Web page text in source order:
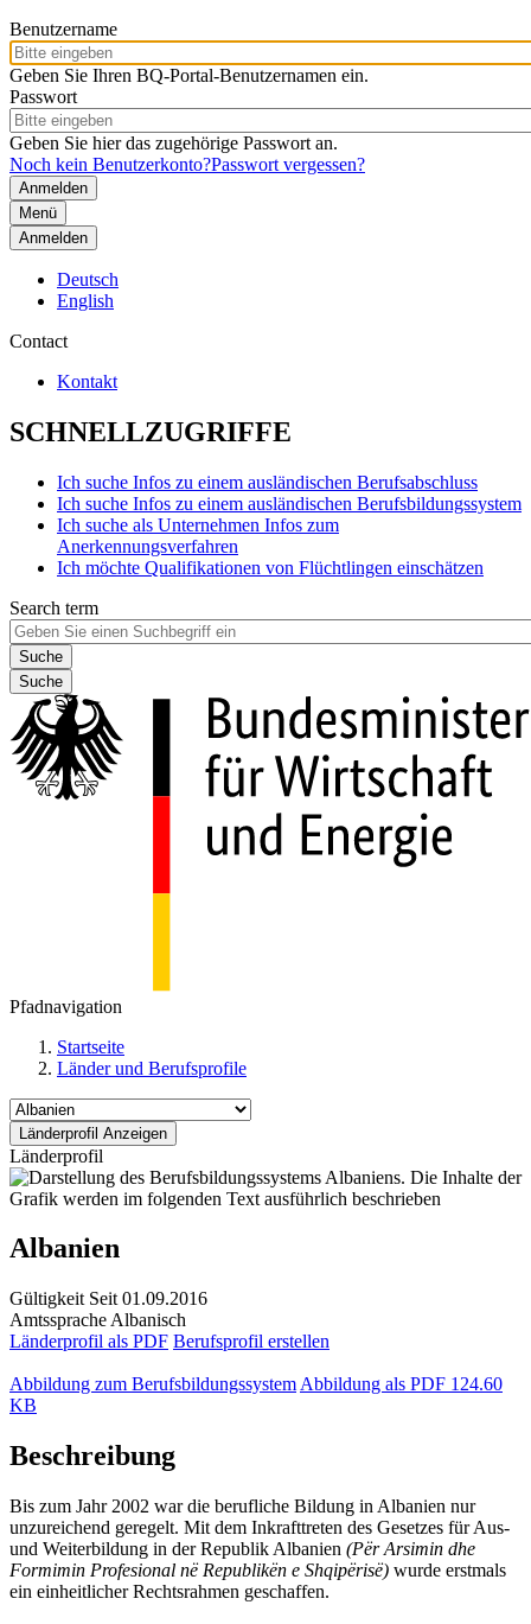
Benutzername
Geben Sie Ihren BQ-Portal-Benutzernamen ein.
Passwort
Geben Sie hier das zugehörige Passwort an.
Noch kein Benutzerkonto?Passwort vergessen?
Menü
Anmelden
Deutsch
English
Contact
Kontakt
SCHNELLZUGRIFFE
Ich suche Infos zu einem ausländischen Berufsabschluss
Ich suche Infos zu einem ausländischen Berufsbildungssystem
Ich suche als Unternehmen Infos zum
Anerkennungsverfahren
Ich möchte Qualifikationen von Flüchtlingen einschätzen
Search term
Suche
Pfadnavigation
Startseite
Länder und Berufsprofile
Länderprofil
Albanien
Gültigkeit Seit 01.09.2016
Amtssprache Albanisch
Länderprofil als PDF Berufsprofil erstellen
Abbildung zum Berufsbildungssystem Abbildung als PDF 124.60
KB
Beschreibung
Bis zum Jahr 2002 war die berufliche Bildung in Albanien nur
unzureichend geregelt. Mit dem Inkrafttreten des Gesetzes für Aus-
und Weiterbildung in der Republik Albanien (Për Arsimin dhe
Formimin Profesional në Republikën e Shqipërisë) wurde erstmals
ein einheitlicher Rechtsrahmen geschaffen.